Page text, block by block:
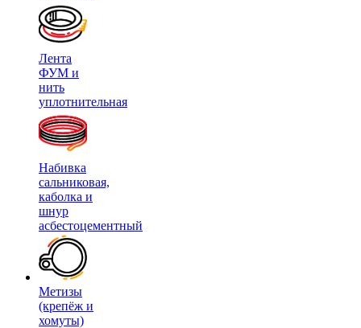
Лента
ФУМ и
нить
уплотнительная
Набивка
сальниковая,
каболка и
шнур
асбестоцементный
Метизы
(крепёж и
хомуты)